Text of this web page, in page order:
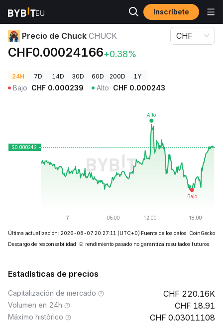
Inscríbete
Precios de Criptomonedas Precio de Chuck CHUCK
Precio de Chuck CHUCK
CHF0.00024166+0.38%
CHF
24H 7D 14D 30D 60D 200D 1Y
Bajo CHF 0.000239 Alto CHF 0.000243
Última actualización: 2026-08-07 20:27:11 (UTC+0) Fuente de los datos: CoinGecko
Descargo de responsabilidad: El rendimiento pasado no garantiza resultados futuros.
Estadísticas de precios
Capitalización de mercado 220.16K
Volumen en 24h 18.91
Máximo histórico 0.03011108